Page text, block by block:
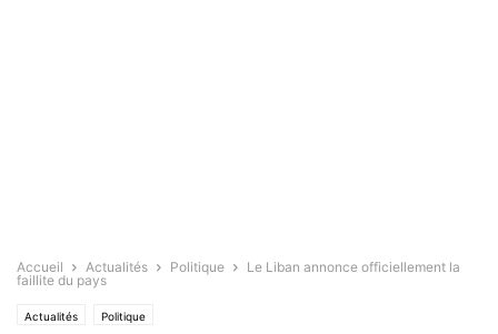
Accueil Actualités Politique
Le Liban annonce officiellement la
faillite du pays
Actualités Politique